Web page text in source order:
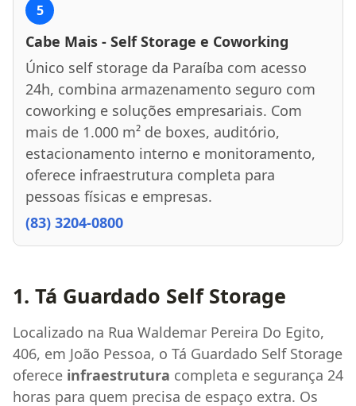
5
Cabe Mais - Self Storage e Coworking
Único self storage da Paraíba com acesso
24h, combina armazenamento seguro com
coworking e soluções empresariais. Com
mais de 1.000 m² de boxes, auditório,
estacionamento interno e monitoramento,
oferece infraestrutura completa para
pessoas físicas e empresas.
(83) 3204-0800
1. Tá Guardado Self Storage
Localizado na Rua Waldemar Pereira Do Egito,
406, em João Pessoa, o Tá Guardado Self Storage
oferece infraestrutura completa e segurança 24
horas para quem precisa de espaço extra. Os